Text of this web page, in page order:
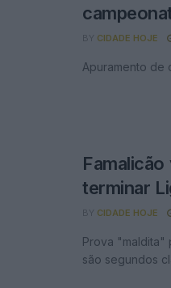
BY CIDADE HOJE
Apuramento de
terminar
BY CIDADE HOJE
Prova "maldita"
são segundos